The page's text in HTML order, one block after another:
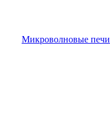
Микроволновые печи